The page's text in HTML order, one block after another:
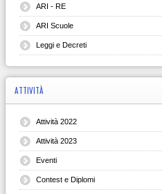
ARI - RE
ARI Scuole
Leggi e Decreti
ATTIVITÀ
Attività 2022
Attività 2023
Eventi
Contest e Diplomi